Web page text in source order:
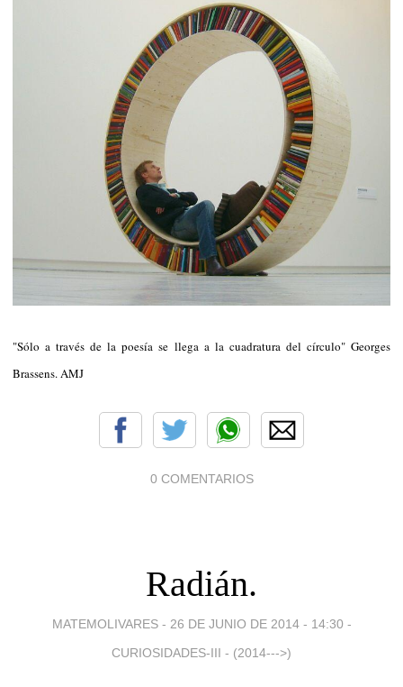
"Sólo a través de la poesía se llega a la cuadratura del círculo" Georges
Brassens. AMJ
0 COMENTARIOS
Radián.
MATEMOLIVARES - 26 DE JUNIO DE 2014 - 14:30 -
CURIOSIDADES-III - (2014--->)